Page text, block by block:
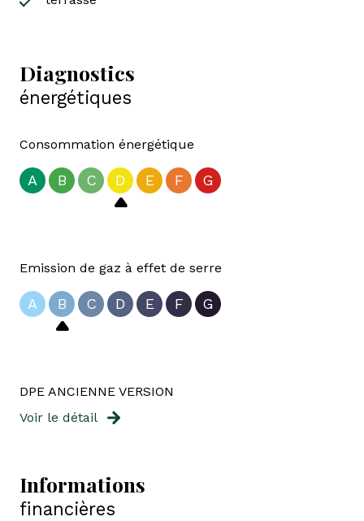
Diagnostics
énergétiques
Consommation énergétique
A B C D E F G
Emission de gaz à effet de serre
A B C D E F G
DPE ANCIENNE VERSION
Voir le détail
Informations
financières